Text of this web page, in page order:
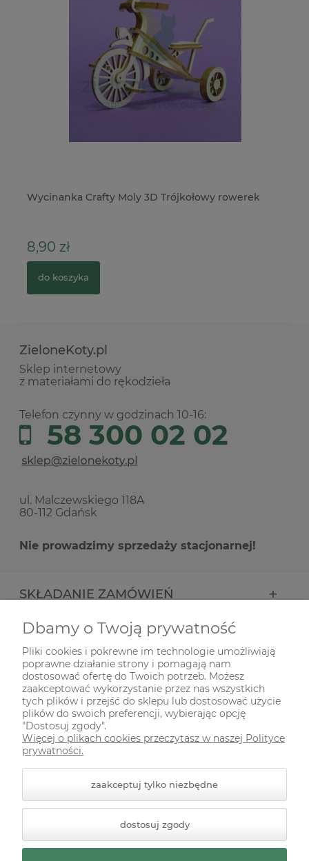
Crafty Moly 3D Trójkołowy rowerek
Metalowe
ZieloneKoty.pl
Sklep internetowy
z materiałami do rękodzieła
Telefon czynny w godzinach 10-16:
58 300 02 02
ul. Malczewskiego 118A
80-112 Gdańsk
Nie prowadzimy sprzedaży stacjonarnej!
SKŁADANIE ZAMÓWIEŃ
INFORMACJE
ODWIEDŹ NAS NA
Styl graficzny ShopGadget.pl
Sklep internetowy Shoper
Premium
Dbamy o Twoją prywatność
Pliki cookies i pokrewne im technologie umożliwiają
poprawne działanie strony i pomagają nam
dostosować ofertę do Twoich potrzeb. Możesz
zaakceptować wykorzystanie przez nas wszystkich
tych plików i przejść do sklepu lub dostosować użycie
plików do swoich preferencji, wybierając opcję
"Dostosuj zgody".
Więcej o plikach cookies przeczytasz w naszej Polityce
prywatności.
zaakceptuj tylko niezbędne
dostosuj zgody